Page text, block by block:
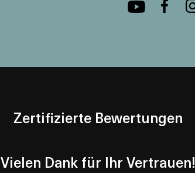
Zertifizierte Bewertungen
Vielen Dank für Ihr Vertrauen!